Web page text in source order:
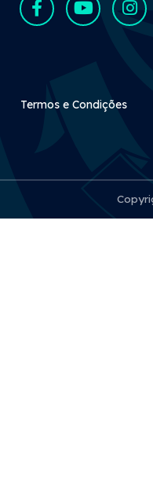
Rodapé
Termos e Condições